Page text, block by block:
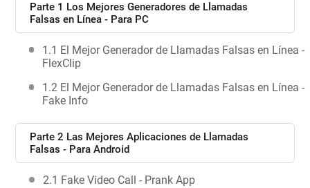
Parte 1 Los Mejores Generadores de Llamadas
Falsas en Línea - Para PC
1.1 El Mejor Generador de Llamadas Falsas en Línea -
FlexClip
1.2 El Mejor Generador de Llamadas Falsas en Línea -
Fake Info
Parte 2 Las Mejores Aplicaciones de Llamadas
Falsas - Para Android
2.1 Fake Video Call - Prank App